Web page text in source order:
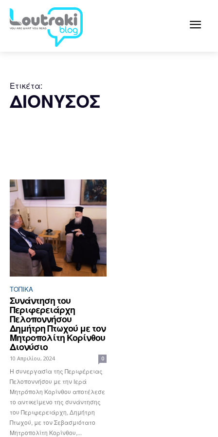
Ετικέτα:
ΔΙΟΝΥΣΟΣ
ΤΟΠΙΚΑ
Συνάντηση του
Περιφερειάρχη
Πελοποννήσου
Δημήτρη Πτωχού με τον
Μητροπολίτη Κορίνθου
Διονύσιο
10 Απριλίου, 2024 0
Η συνεργασία της Περιφέρειας
Πελοποννήσου με την Ιερά
Μητρόπολη Κορίνθου αποτέλεσε
το αντικείμενο της συνάντησης
του Περιφερειάρχη, Δημήτρη
Πτωχού, με τον Σεβασμιότατο
Μητροπολίτη Κορίνθου,...